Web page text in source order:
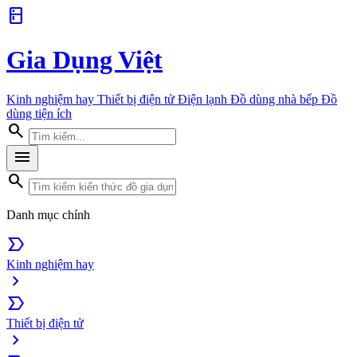
kitchen
Gia Dụng Việt
Kinh nghiệm hay Thiết bị điện tử Điện lạnh Đồ dùng nhà bếp Đồ
dùng tiện ích
search
menu
search
Danh mục chính
label_important
Kinh nghiệm hay
chevron_right
label_important
Thiết bị điện tử
chevron_right